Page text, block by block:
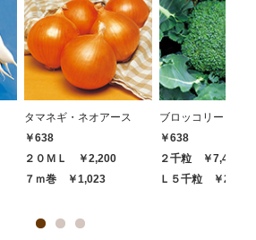
タマネギ・ネオアース
￥638
２０ＭＬ ￥2,200
７ｍ巻 ￥1,023
ブロッコリー・ハ
￥638
２千粒 ￥7,480
Ｌ５千粒 ￥